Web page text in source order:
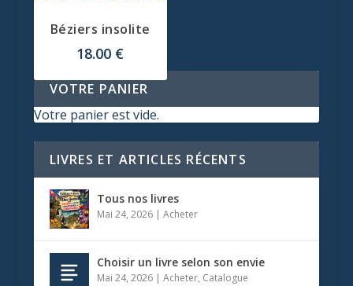
Béziers insolite
18.00 €
VOTRE PANIER
Votre panier est vide.
LIVRES ET ARTICLES RÉCENTS
Tous nos livres
Mai 24, 2026| Acheter
Choisir un livre selon son envie
Mai 24, 2026| Acheter, Catalogue